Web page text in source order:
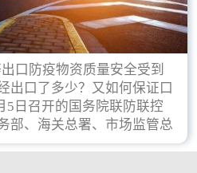
口防疫物资质量安全受到
出口了多少？又如何保证口
5日召开的国务院联防联控
部、海关总署、市场监管总